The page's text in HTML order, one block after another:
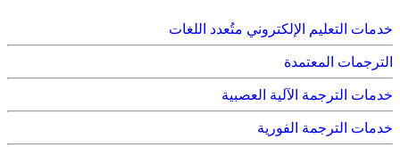
التعليم الإلكتروني متُعدد اللغات
المعتمدة
الترجمة الآلية العصبية
الترجمة الفورية